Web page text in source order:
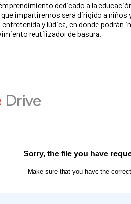
dedicado a la
impartiremos será dirigido a niños
y lúdica, en donde podrán
reutilizador de basura.